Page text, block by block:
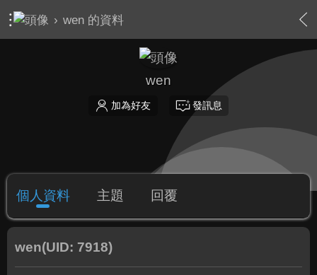
› wen 的資料
wen
加為好友 發訊息
個人資料 主題 回覆
wen(UID: 7918)